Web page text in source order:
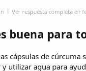
Ver respuesta completa en
buena para
cápsulas de
y utilizar agua para